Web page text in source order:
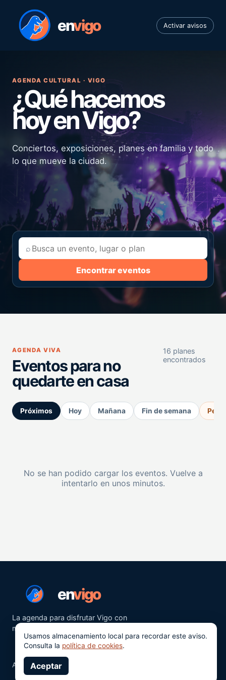
envigo Activar avisos
AGENDA CULTURAL · VIGO
¿Qué hacemos
hoy en Vigo?
Conciertos, exposiciones, planes en familia y todo
lo que mueve la ciudad.
⌕
Encontrar eventos
AGENDA VIVA
Eventos para no
quedarte en casa
16 planes
encontrados
Próximos Hoy Mañana Fin de semana
No se han podido cargar los eventos. Vuelve a
intentarlo en unos minutos.
envigo
La agenda para disfrutar Vigo con
más ganas.
Aviso legalPrivacidad
Usamos almacenamiento local para recordar este aviso.
Consulta la política de cookies.
Aceptar